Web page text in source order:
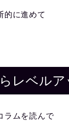
的に進めて
レベルア
ラムを読んで